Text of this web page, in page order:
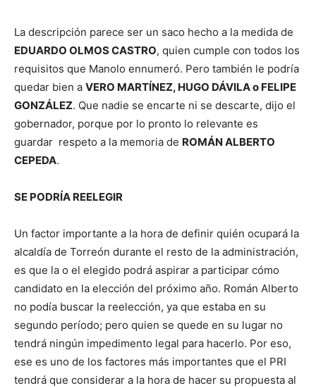
La descripción parece ser un saco hecho a la medida de
EDUARDO OLMOS CASTRO, quien cumple con todos los
requisitos que Manolo ennumeró. Pero también le podría
quedar bien a VERO MARTÍNEZ, HUGO DÁVILA o FELIPE
GONZÁLEZ. Que nadie se encarte ni se descarte, dijo el
gobernador, porque por lo pronto lo relevante es
guardar respeto a la memoria de ROMÁN ALBERTO
CEPEDA.
SE PODRÍA REELEGIR
Un factor importante a la hora de definir quién ocupará la
alcaldía de Torreón durante el resto de la administración,
es que la o el elegido podrá aspirar a participar cómo
candidato en la elección del próximo año. Román Alberto
no podía buscar la reelección, ya que estaba en su
segundo período; pero quien se quede en su lugar no
tendrá ningún impedimento legal para hacerlo. Por eso,
ese es uno de los factores más importantes que el PRI
tendrá que considerar a la hora de hacer su propuesta al